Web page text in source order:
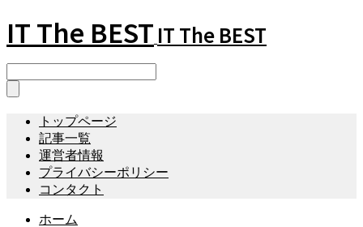
IT The BEST IT The BEST
トップページ
記事一覧
運営者情報
プライバシーポリシー
コンタクト
ホーム